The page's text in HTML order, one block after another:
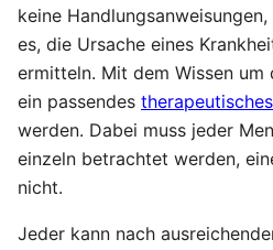
keine
es, die Ursache eines
ermitteln. Mit dem Wissen um
ein passendes
werden. Dabei muss jeder
einzeln betrachtet werden,
nicht.
Jeder kann nach